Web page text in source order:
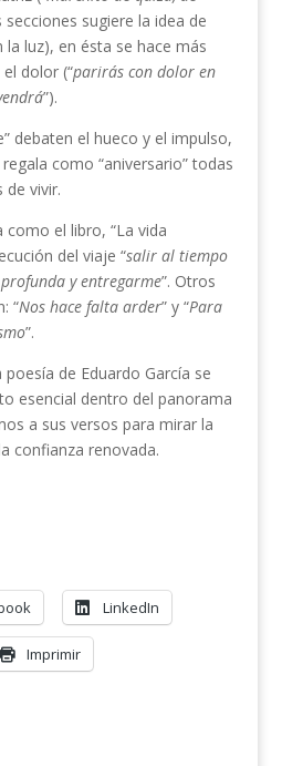
secciones sugiere la idea de
luz), en ésta se hace más
dolor (“parirás con dolor en
”).
debaten el hueco y el impulso,
como “aniversario” todas
de vivir.
el libro, “La vida
del viaje “salir al tiempo
y entregarme”. Otros
“Nos hace falta arder” y “Para
”.
de Eduardo García se
esencial dentro del panorama
a sus versos para mirar la
confianza renovada.
LinkedIn
Imprimir